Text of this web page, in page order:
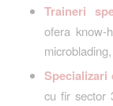
Traineri
ofera know-
Specializari
cu fir sector